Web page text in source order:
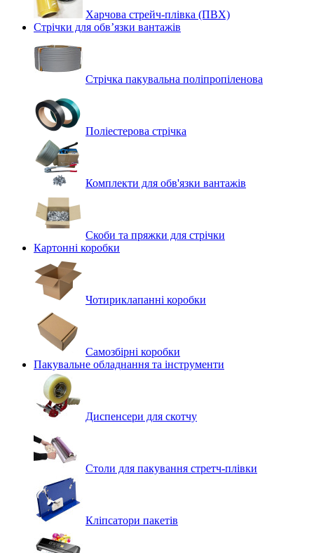
Харчова стрейч-плівка (ПВХ)
Стрічки для обв’язки вантажів
Стрічка пакувальна поліпропіленова
Поліестерова стрічка
Комплекти для обв'язки вантажів
Скоби та пряжки для стрічки
Картонні коробки
Чотириклапанні коробки
Самозбірні коробки
Пакувальне обладнання та інструменти
Диспенсери для скотчу
Столи для пакування стретч-плівки
Кліпсатори пакетів